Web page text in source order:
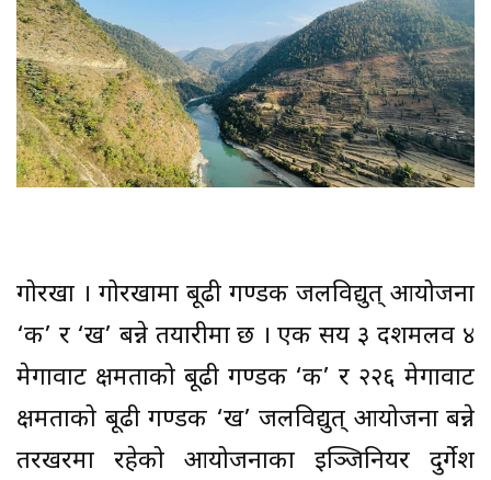
गोरखा । गोरखामा बूढी गण्डकी जलविद्युत् आयोजना
‘क’ र ‘ख’ बन्ने तयारीमा छ । एक सय ३ दशमलव ४
मेगावाट क्षमताको बूढी गण्डकी ‘क’ र २२६ मेगावाट
क्षमताको बूढी गण्डकी ‘ख’ जलविद्युत् आयोजना बन्ने
तरखरमा रहेको आयोजनाका इञ्जिनियर दुर्गेश